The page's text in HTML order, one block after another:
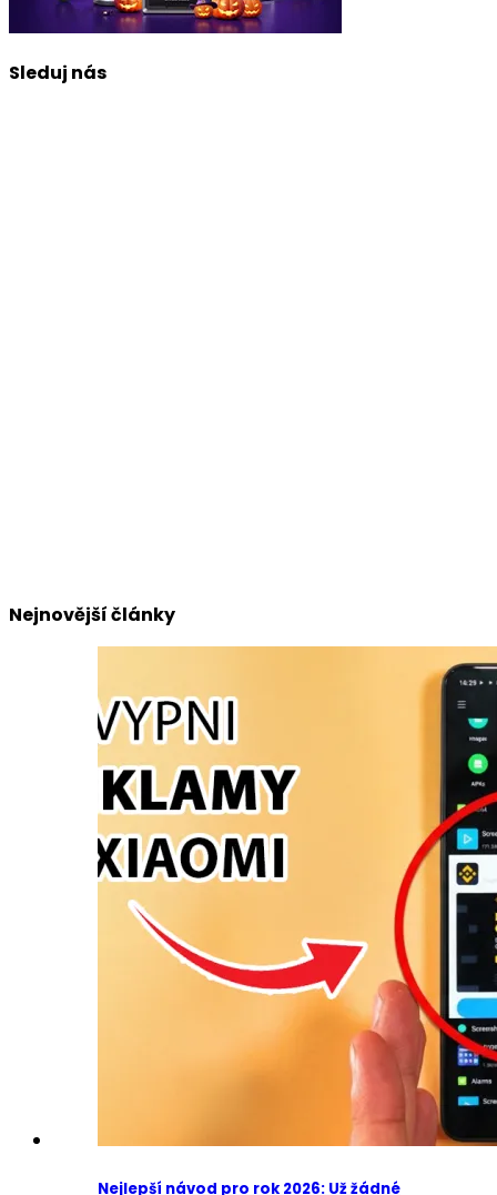
Sleduj nás
Nejnovější články
Nejlepší návod pro rok 2026: Už žádné